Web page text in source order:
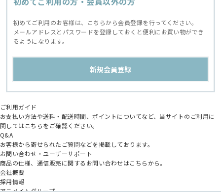
初めてご利用のお客様は、こちらから会員登録を行ってください。
メールアドレスとパスワードを登録しておくと便利にお買い物ができ
るようになります。
ご利用ガイド
お支払い方法や送料・配送時間、ポイントについてなど、当サイトのご利用に
関してはこちらをご確認ください。
Q&A
お客様から寄せられたご質問などを掲載しております。
お問い合わせ・ユーザーサポート
商品の仕様、通信販売に関するお問い合わせはこちらから。
会社概要
採用情報